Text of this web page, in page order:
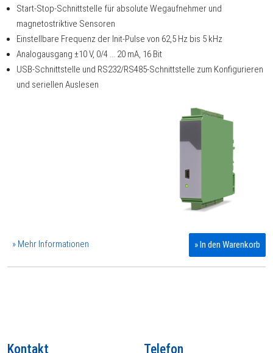
Start-Stop-Schnittstelle für absolute Wegaufnehmer und
magnetostriktive Sensoren
Einstellbare Frequenz der Init-Pulse von 62,5 Hz bis 5 kHz
Analogausgang ±10 V, 0/4 ... 20 mA, 16 Bit
USB-Schnittstelle und RS232/RS485-Schnittstelle zum Konfigurieren
und seriellen Auslesen
» Mehr Informationen » In den Warenkorb
Kontakt Telefon